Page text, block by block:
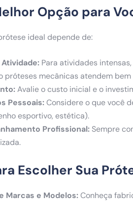
Opção para
ideal depende de:
Para atividades
próteses mecânicas atendem
Avalie o custo inicial e o
Pessoais:Considere o que você
esportivo, estética).
Profissional: Sempre
Escolher Sua
Marcas e Modelos:Conheça